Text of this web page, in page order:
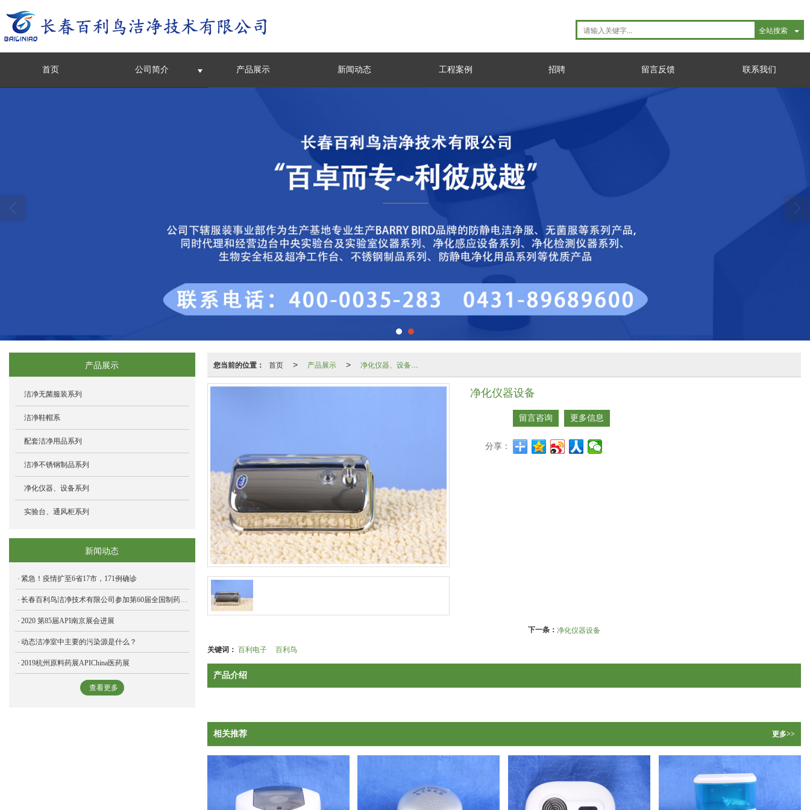
全站搜索
首页 公司简介 产品展示 新闻动态 工程案例 招聘 留言反馈 联系我们
您当前的位置： 首页 > 产品展示 > 净化仪器、设备系列
净化仪器设备
留言咨询 更多信息
分享：
下一条： 净化仪器设备
关键词： 百利电子 百利鸟
产品介绍
相关推荐 更多>>
产品展示
洁净无菌服装系列
洁净鞋帽系
配套洁净用品系列
洁净不锈钢制品系列
净化仪器、设备系列
实验台、通风柜系列
新闻动态
紧急！疫情扩至6省17市，171例确诊
长春百利鸟洁净技术有限公司参加第60届全国制药机械博览会，圆满结束
2020 第85届API南京展会进展
动态洁净室中主要的污染源是什么？
2019杭州原料药展APIChina医药展
查看更多